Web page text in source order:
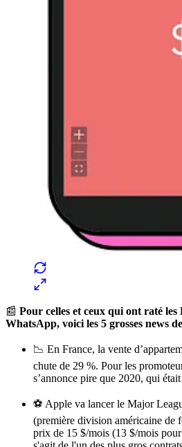
📰 Pour celles et ceux qui ont raté
WhatsApp, voici les 5 grosses news
📉 En France, la vente
chute de 29 %. Pour les
s’annonce pire que 2020, qui
⚽️ Apple va lancer le Major
(première division américaine de
prix de 15 $/mois (13 $/mois